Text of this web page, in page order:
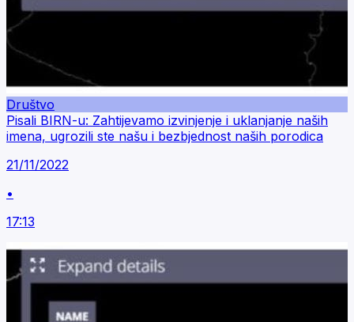
Društvo
Pisali BIRN-u: Zahtijevamo izvinjenje i uklanjanje naših
imena, ugrozili ste našu i bezbjednost naših porodica
21/11/2022
•
17:13